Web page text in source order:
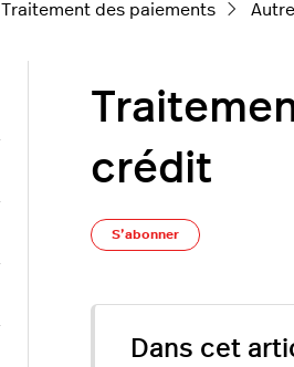
Traitement des paiements
crédit
S’abonner
Dans cet